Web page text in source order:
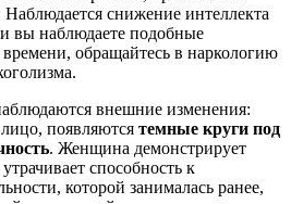
Наблюдается снижение интеллекта
вы наблюдаете подобные
времени, обращайтесь в наркологию
внешние изменения:
появляются темные круги под
. Женщина демонстрирует
способность к
которой занималась ранее,